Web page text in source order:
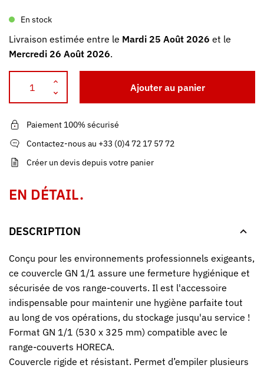
En stock
Livraison estimée entre le Mardi 25 Août 2026 et le
Mercredi 26 Août 2026.
Ajouter au panier
Paiement 100% sécurisé
Contactez-nous au +33 (0)4 72 17 57 72
Créer un devis depuis votre panier
EN DÉTAIL.
DESCRIPTION
Conçu pour les environnements professionnels exigeants,
ce couvercle GN 1/1 assure une fermeture hygiénique et
sécurisée de vos range-couverts. Il est l'accessoire
indispensable pour maintenir une hygiène parfaite tout
au long de vos opérations, du stockage jusqu'au service !
Format GN 1/1 (530 x 325 mm) compatible avec le
range-couverts HORECA.
Couvercle rigide et résistant. Permet d’empiler plusieurs